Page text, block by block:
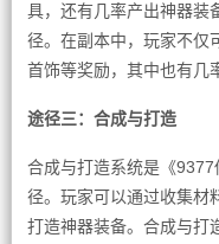
具，还有几率产出神器装
径。在副本中，玩家不仅
首饰等奖励，其中也有几
途径三：合成与打造
合成与打造系统是《
径。玩家可以通过收集材
打造神器装备。合成与打